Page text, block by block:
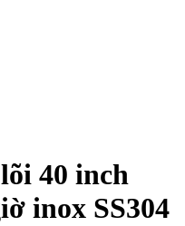
40 inch
inox SS304